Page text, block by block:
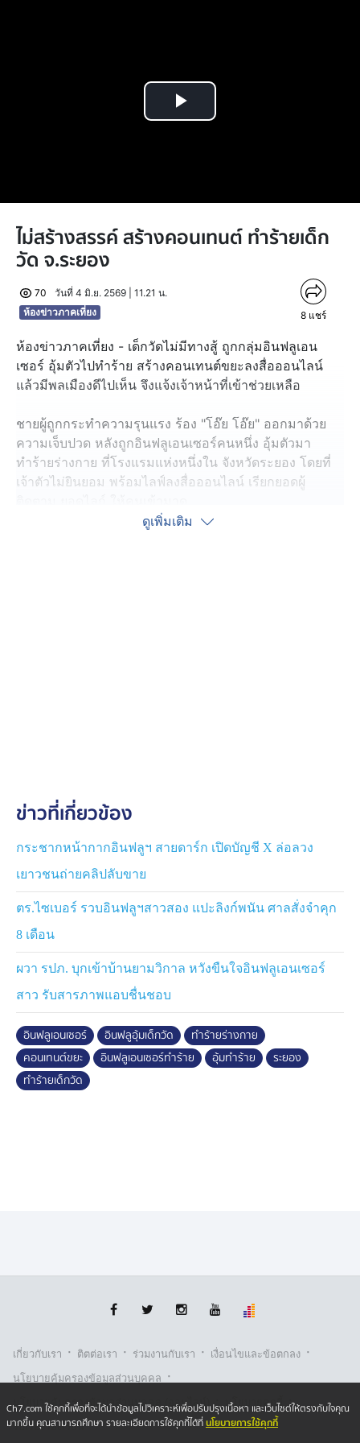
Play
ไม่สร้างสรรค์ สร้างคอนเทนต์ ทำร้ายเด็ก
วัด จ.ระยอง
70
วันที่ 4 มิ.ย. 2569 | 11.21 น.
ห้องข่าวภาคเที่ยง
8 แชร์
ห้องข่าวภาคเที่ยง - เด็กวัดไม่มีทางสู้ ถูกกลุ่มอินฟลูเอน
เซอร์ อุ้มตัวไปทำร้าย สร้างคอนเทนต์ขยะลงสื่อออนไลน์
แล้วมีพลเมืองดีไปเห็น จึงแจ้งเจ้าหน้าที่เข้าช่วยเหลือ
ชายผู้ถูกกระทำความรุนแรง ร้อง "โอ๊ย โอ๊ย" ออกมาด้วย
ความเจ็บปวด หลังถูกอินฟลูเอนเซอร์คนหนึ่ง อุ้มตัวมา
ทำร้ายร่างกาย ที่โรงแรมแห่งหนึ่งใน จังหวัดระยอง โดยที่
เจ้าตัวไม่ยินยอม พร้อมไลฟ์ลงสื่อออนไลน์ เรียกยอดผู้
ด้าน นายสมพงษ์ อายุ 22 ปี ผู้เสียหาย เปิดเผยว่า ได้ติดตา
แช็ต แล้วก็ถูกชักชวนจากอินฟลูเอนเซอร์คนดังกล่าว บอก
ว่าจะพาไปทำคอนเทนต์ ด้วยความที่นายสมพงษ์ เป็นคนเชื่อ
แก๊งนี้
ชีวิต ตนจึงมาพึ่งใบบุญพระพุทธศาสนา ตั้งใจจะบวชเป็นเณร
แต่อายุเกิน จึงขออาศัยข้าวก้นบาตร อยู่กินที่วัด ช่วงงานต่าง
ๆ ที่ตนพอจะทำได้ และรับจ้างทำงานอยู่แถวนั้น เพื่อหาเงิน
เลี้ยงดูตนเอง
เบื้องต้น พันตำรวจเอก อาทิตย์ ยาแก้ว ผู้กำกับการสถานี
ตำรวจภูธรเมืองระยอง รับทราบเหตุการณ์แล้ว และสั่งการ
ดูเพิ่มเติม
ข่าวที่เกี่ยวข้อง
กระชากหน้ากากอินฟลูฯ สายดาร์ก เปิดบัญชี X ล่อลวง
เยาวชนถ่ายคลิปลับขาย
ตร.ไซเบอร์ รวบอินฟลูฯสาวสอง แปะลิงก์พนัน ศาลสั่งจำคุก
8 เดือน
ผวา รปภ. บุกเข้าบ้านยามวิกาล หวังขืนใจอินฟลูเอนเซอร์
สาว รับสารภาพแอบชื่นชอบ
อินฟลูเอนเซอร์ อินฟลูอุ้มเด็กวัด
ทำร้ายร่างกาย
คอนเทนต์ขยะ
อินฟลูเอนเซอร์ทำร้าย อุ้มทำร้าย
ระยอง
ทำร้ายเด็กวัด
เกี่ยวกับเรา · ติตต่อเรา · ร่วมงานกับเรา · เงื่อนไขและข้อตกลง ·
นโยบายคุ้มครองข้อมูลส่วนบุคคล ·
นโยบายคุ้มครองข้อมูลส่วนบุคคล (ออนไลน์) · นโยบายคุกกี้ ·
รับเรื่องร้องเรียน
Ch7.com ใช้คุกกี้เพื่อที่จะได้นำข้อมูลไปวิเคราะห์เพื่อปรับปรุงเนื้อหา และเว็บไซต์ให้ตรงกับใจคุณ
มากขึ้น คุณสามารถศึกษา รายละเอียดการใช้คุกกี้ได้ที่นโยบายการใช้คุกกี้